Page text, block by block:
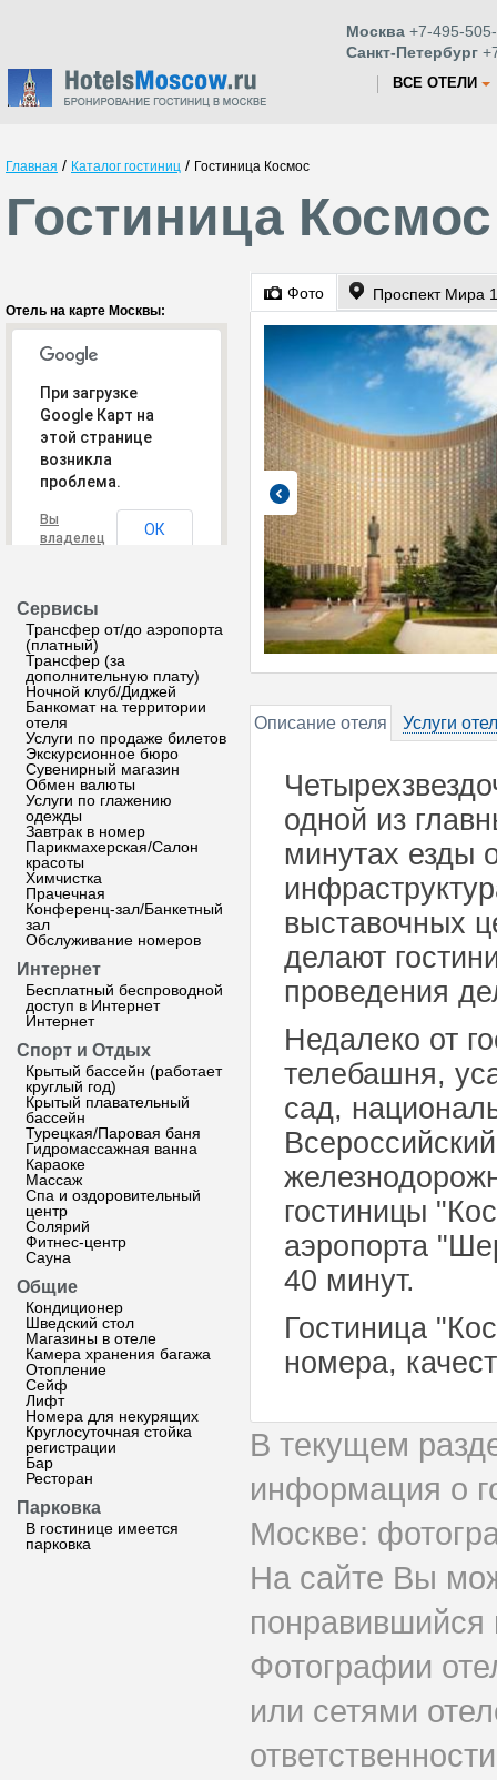
Москва +7-495-
Санкт-Петербург
ВСЕ ОТЕЛИ
Главная / Каталог гостиниц / Гостиница Космос
Гостиница
Отель на карте Москвы:
При загрузке
Google Карт на
этой странице
возникла
проблема.
Вы
владелец
ОК
Сервисы
Трансфер от/до аэропорта
(платный)
Трансфер (за
дополнительную плату)
Ночной клуб/Диджей
Банкомат на территории
отеля
Услуги по продаже билетов
Экскурсионное бюро
Сувенирный магазин
Обмен валюты
Услуги по глажению
одежды
Завтрак в номер
Парикмахерская/Салон
красоты
Химчистка
Прачечная
Конференц-зал/Банкетный
зал
Обслуживание номеров
Интернет
Бесплатный беспроводной
доступ в Интернет
Интернет
Спорт и Отдых
Крытый бассейн (работает
круглый год)
Крытый плавательный
бассейн
Турецкая/Паровая баня
Гидромассажная ванна
Караоке
Массаж
Спа и оздоровительный
центр
Солярий
Фитнес-центр
Сауна
Общие
Кондиционер
Шведский стол
Магазины в отеле
Камера хранения багажа
Отопление
Сейф
Лифт
Номера для некурящих
Круглосуточная стойка
регистрации
Бар
Ресторан
Парковка
В гостинице имеется
парковка
Фото Проспект Мира
Описание отеля Услуги
одной из
минутах езды
выставочных
делают
проведения
Недалеко от
телебашня,
сад,
гостиницы
аэропорта
40 минут.
Гостиница
номера,
В текущем
информация о
Москве:
На сайте Вы
понравившийся
Фотографии
или сетями